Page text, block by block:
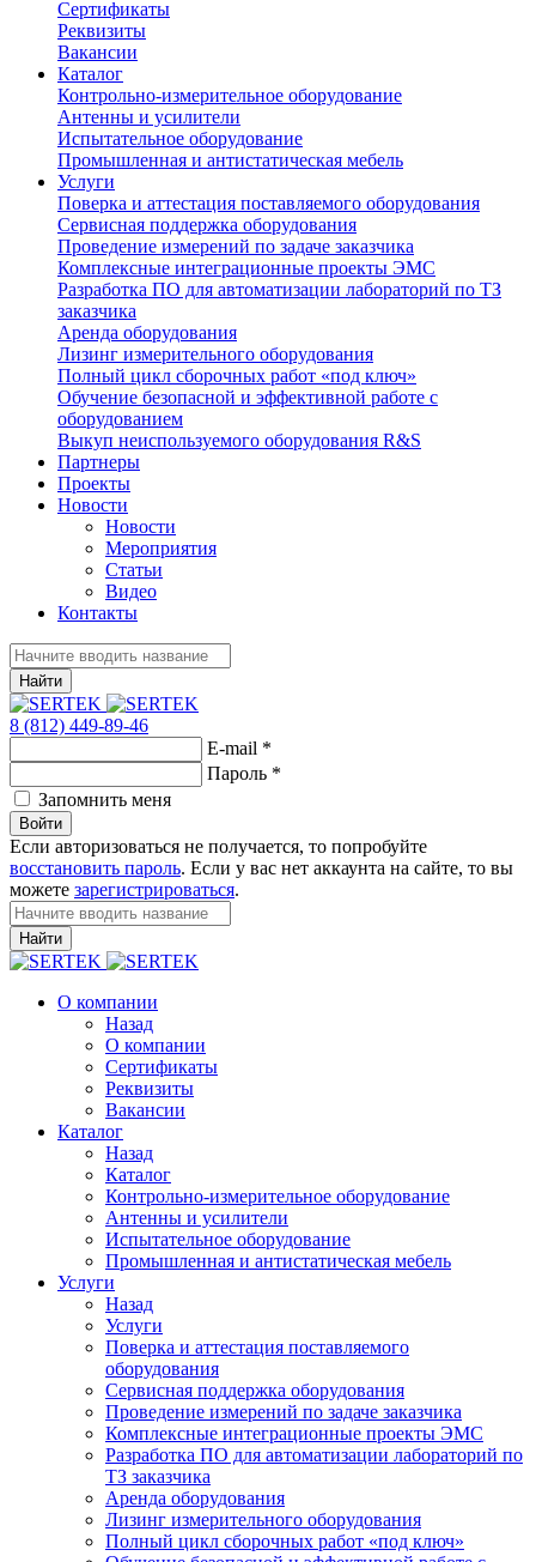
Сертификаты
Реквизиты
Вакансии
Каталог
Контрольно-измерительное оборудование
Антенны и усилители
Испытательное оборудование
Промышленная и антистатическая мебель
Услуги
Поверка и аттестация поставляемого оборудования
Сервисная поддержка оборудования
Проведение измерений по задаче заказчика
Комплексные интеграционные проекты ЭМС
Разработка ПО для автоматизации лабораторий по ТЗ
заказчика
Аренда оборудования
Лизинг измерительного оборудования
Полный цикл сборочных работ «под ключ»
Обучение безопасной и эффективной работе с
оборудованием
Выкуп неиспользуемого оборудования R&S
Партнеры
Проекты
Новости
Новости
Мероприятия
Статьи
Видео
Контакты
Найти
8 (812) 449-89-46
E-mail *
Пароль *
Запомнить меня
Войти
Если авторизоваться не получается, то попробуйте
восстановить пароль. Если у вас нет аккаунта на сайте, то вы
можете зарегистрироваться.
Найти
О компании
Назад
О компании
Сертификаты
Реквизиты
Вакансии
Каталог
Назад
Каталог
Контрольно-измерительное оборудование
Антенны и усилители
Испытательное оборудование
Промышленная и антистатическая мебель
Услуги
Назад
Услуги
Поверка и аттестация поставляемого
оборудования
Сервисная поддержка оборудования
Проведение измерений по задаче заказчика
Комплексные интеграционные проекты ЭМС
Разработка ПО для автоматизации лабораторий по
ТЗ заказчика
Аренда оборудования
Лизинг измерительного оборудования
Полный цикл сборочных работ «под ключ»